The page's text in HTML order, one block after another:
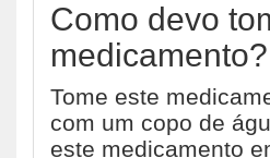
Como devo
medicamento?
Tome este
com um copo de
este medicamento